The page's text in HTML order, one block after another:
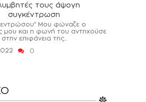
τους άψογη
συγκέντρωση
Μου φώναζε ο
μου και η φωνή του αντηχούσε
στην επιφάνεια της...
0